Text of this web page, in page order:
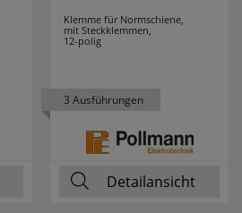
Klemme für Normschiene,
mit Steckklemmen,
12-polig
3 Ausführungen
Detailansicht